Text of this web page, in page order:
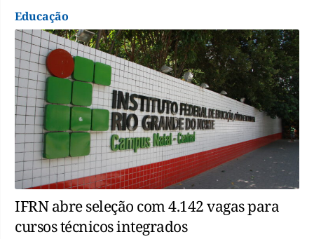
Educação
IFRN abre seleção com 4.142 vagas para
cursos técnicos integrados